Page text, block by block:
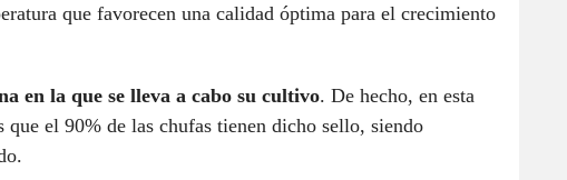
que favorecen una calidad óptima para el crecimiento
en la que se lleva a cabo su cultivo. De hecho, en esta
que el 90% de las chufas tienen dicho sello, siendo